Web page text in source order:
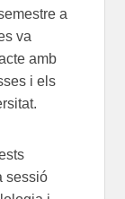
a
va
amb
i els
sessió